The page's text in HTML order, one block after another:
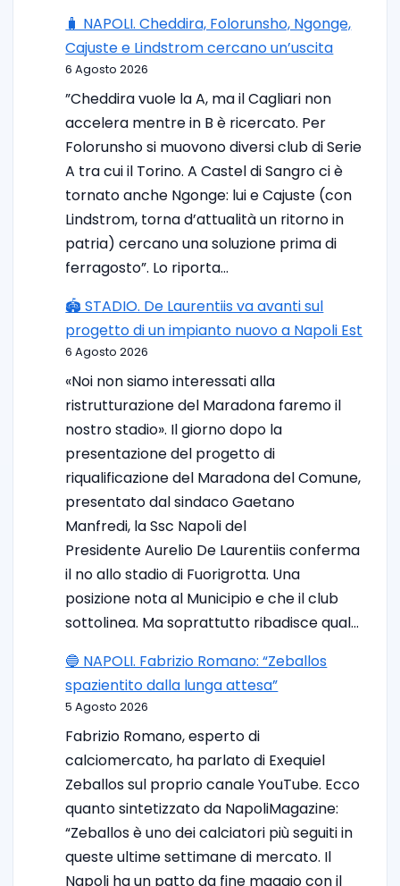
🧳 NAPOLI. Cheddira, Folorunsho, Ngonge,
Cajuste e Lindstrom cercano un’uscita
6 Agosto 2026
”Cheddira vuole la A, ma il Cagliari non
accelera mentre in B è ricercato. Per
Folorunsho si muovono diversi club di Serie
A tra cui il Torino. A Castel di Sangro ci è
tornato anche Ngonge: lui e Cajuste (con
Lindstrom, torna d’attualità un ritorno in
patria) cercano una soluzione prima di
ferragosto”. Lo riporta…
🏟️ STADIO. De Laurentiis va avanti sul
progetto di un impianto nuovo a Napoli Est
6 Agosto 2026
«Noi non siamo interessati alla
ristrutturazione del Maradona faremo il
nostro stadio». Il giorno dopo la
presentazione del progetto di
riqualificazione del Maradona del Comune,
presentato dal sindaco Gaetano
Manfredi, la Ssc Napoli del
Presidente Aurelio De Laurentiis conferma
il no allo stadio di Fuorigrotta. Una
posizione nota al Municipio e che il club
sottolinea. Ma soprattutto ribadisce qual…
🔵 NAPOLI. Fabrizio Romano: “Zeballos
spazientito dalla lunga attesa”
5 Agosto 2026
Fabrizio Romano, esperto di
calciomercato, ha parlato di Exequiel
Zeballos sul proprio canale YouTube. Ecco
quanto sintetizzato da NapoliMagazine:
“Zeballos è uno dei calciatori più seguiti in
queste ultime settimane di mercato. Il
Napoli ha un patto da fine maggio con il